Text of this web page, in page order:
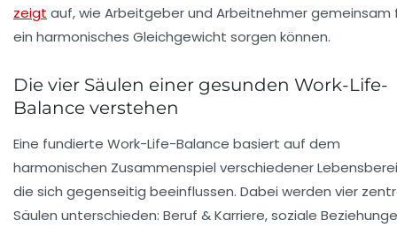
zeigt auf, wie Arbeitgeber und Arbeitnehmer gemeinsam
ein harmonisches Gleichgewicht sorgen können.
Die vier Säulen einer gesunden Work-Life-
Balance verstehen
Eine fundierte Work-Life-Balance basiert auf dem
harmonischen Zusammenspiel verschiedener
die sich gegenseitig beeinflussen. Dabei werden vier
Säulen unterschieden: Beruf & Karriere, soziale